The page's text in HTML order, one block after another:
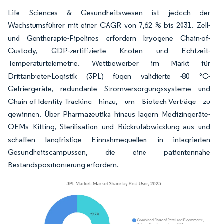
Life Sciences & Gesundheitswesen ist jedoch der
Wachstumsführer mit einer CAGR von 7,62 % bis 2031. Zell-
und Gentherapie-Pipelines erfordern kryogene Chain-of-
Custody, GDP-zertifizierte Knoten und Echtzeit-
Temperaturtelemetrie. Wettbewerber im Markt für
Drittanbieter-Logistik (3PL) fügen validierte -80 °C-
Gefriergeräte, redundante Stromversorgungssysteme und
Chain-of-Identity-Tracking hinzu, um Biotech-Verträge zu
gewinnen. Über Pharmazeutika hinaus lagern Medizingeräte-
OEMs Kitting, Sterilisation und Rückrufabwicklung aus und
schaffen langfristige Einnahmequellen in integrierten
Gesundheitscampussen, die eine patientennahe
Bestandspositionierung erfordern.